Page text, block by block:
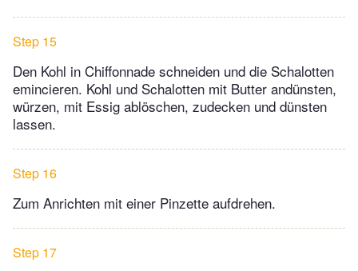
Step 15
Den Kohl in Chiffonnade schneiden und die Schalotten
emincieren. Kohl und Schalotten mit Butter andünsten,
würzen, mit Essig ablöschen, zudecken und dünsten
lassen.
Step 16
Zum Anrichten mit einer Pinzette aufdrehen.
Step 17